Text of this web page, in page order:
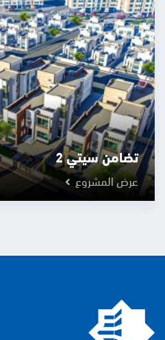
تضامن سيتي 2
عرض المشروع